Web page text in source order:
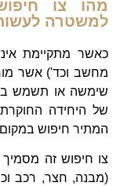
מהו צו
למשטרה
כאשר מתקיימת
מחשב וכד') אשר
שימשה או תשמש
של היחידה
המתיר חיפוש
צו חיפוש זה
(מבנה, חצר, רכב